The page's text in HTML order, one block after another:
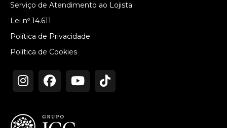
Serviço de Atendimento ao Lojista
Lei nº 14.611
Política de Privacidade
Política de Cookies